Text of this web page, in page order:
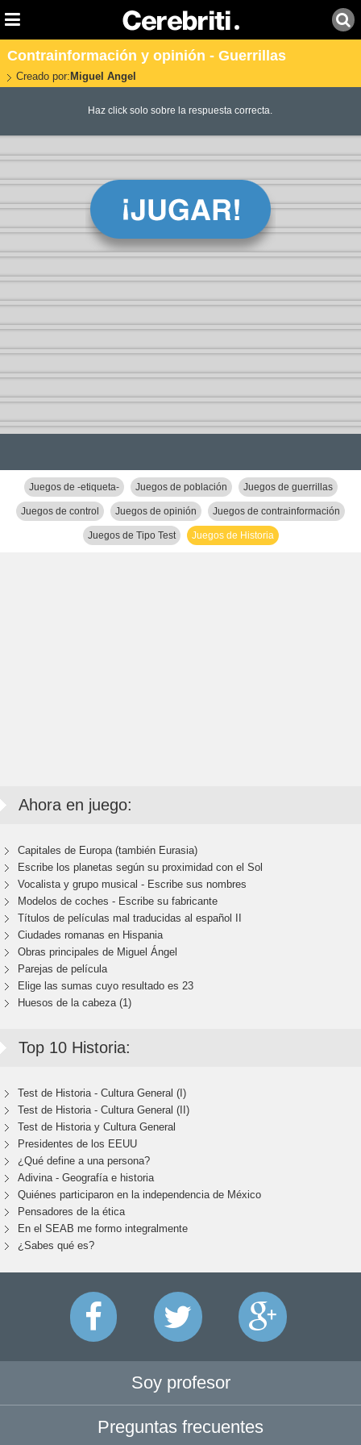
Contrainformación y opinión - Guerrillas
Creado por: Miguel Angel
Haz click solo sobre la respuesta correcta.
Juegos de -etiqueta- Juegos de población Juegos de guerrillas
Juegos de control Juegos de opinión Juegos de contrainformación
Juegos de Tipo Test Juegos de Historia
Ahora en juego:
Capitales de Europa (también Eurasia)
Escribe los planetas según su proximidad con el Sol
Vocalista y grupo musical - Escribe sus nombres
Modelos de coches - Escribe su fabricante
Títulos de películas mal traducidas al español II
Ciudades romanas en Hispania
Obras principales de Miguel Ángel
Parejas de película
Elige las sumas cuyo resultado es 23
Huesos de la cabeza (1)
Top 10 Historia:
Test de Historia - Cultura General (I)
Test de Historia - Cultura General (II)
Test de Historia y Cultura General
Presidentes de los EEUU
¿Qué define a una persona?
Adivina - Geografía e historia
Quiénes participaron en la independencia de México
Pensadores de la ética
En el SEAB me formo integralmente
¿Sabes qué es?
Soy profesor
Preguntas frecuentes